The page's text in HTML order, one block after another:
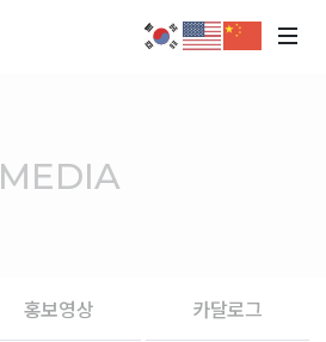
MEDIA
홍보영상 카달로그